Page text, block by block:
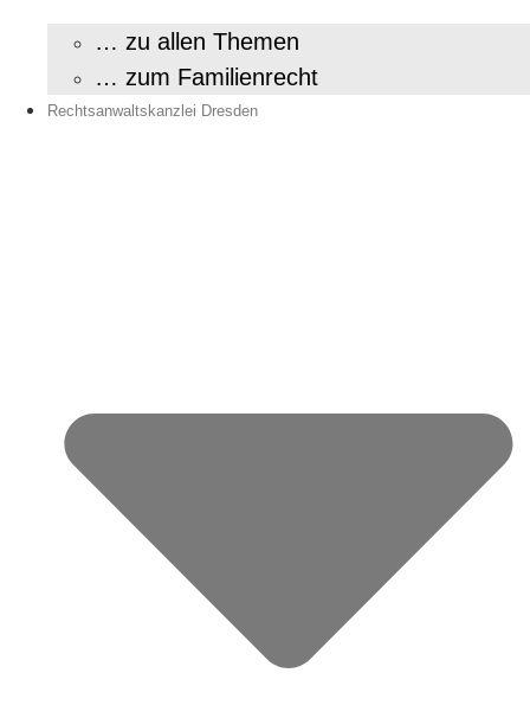
… zu allen Themen
… zum Familienrecht
Rechtsanwaltskanzlei Dresden